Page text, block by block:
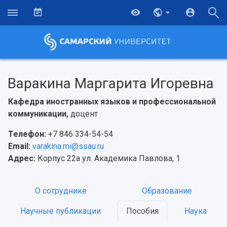
Об университете
Новости
Образование
Научно-исследовательская деятельность
Варакина Маргарита Игоревна
Кафедра иностранных языков и профессиональной
коммуникации, доцент
Телефон: +7 846 334-54-54
Email: varakina.mi@ssau.ru
Адрес: Корпус 22а ул. Академика Павлова, 1
О сотруднике Образование
Научные публикации Пособия Наука